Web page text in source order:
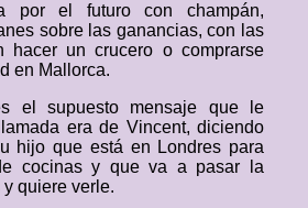
por el futuro con champán,
sobre las ganancias, con las
hacer un crucero o comprarse
en Mallorca.
el supuesto mensaje que le
era de Vincent, diciendo
hijo que está en Londres para
cocinas y que va a pasar la
quiere verle.